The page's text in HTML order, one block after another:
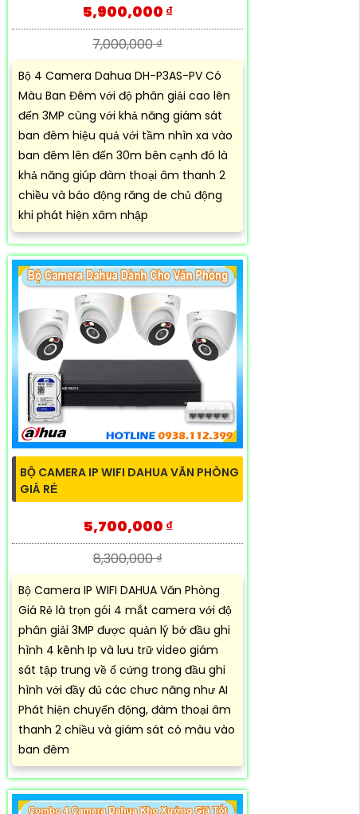
5,900,000 ₫
7,000,000 ₫
Bộ 4 Camera Dahua DH-P3AS-PV Có
Màu Ban Đêm với độ phân giải cao lên
đến 3MP cùng với khả năng giám sát
ban đêm hiệu quả với tầm nhìn xa vào
ban đêm lên đến 30m bên cạnh đó là
khả năng giúp đàm thoại âm thanh 2
chiều và báo động răng de chủ động
khi phát hiện xâm nhập
BỘ CAMERA IP WIFI DAHUA VĂN PHÒNG
GIÁ RẺ
5,700,000 ₫
8,300,000 ₫
Bộ Camera IP WIFI DAHUA Văn Phòng
Giá Rẻ là trọn gói 4 mắt camera với độ
phân giải 3MP được quản lý bở đầu ghi
hình 4 kênh Ip và lưu trữ video giám
sát tập trung về ổ cứng trong đầu ghi
hình với đầy đủ các chưc năng như AI
Phát hiện chuyển động, đàm thoại âm
thanh 2 chiều và giám sát có màu vào
ban đêm